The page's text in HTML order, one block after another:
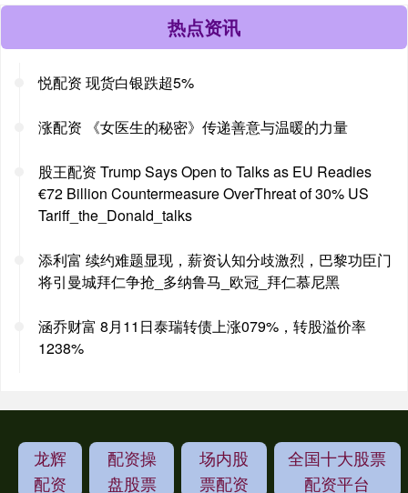
热点资讯
悦配资 现货白银跌超5%
涨配资 《女医生的秘密》传递善意与温暖的力量
股王配资 Trump Says Open to Talks as EU Readies
€72 Billion Countermeasure OverThreat of 30% US
Tariff_the_Donald_talks
添利富 续约难题显现，薪资认知分歧激烈，巴黎功臣门
将引曼城拜仁争抢_多纳鲁马_欧冠_拜仁慕尼黑
涵乔财富 8月11日泰瑞转债上涨079%，转股溢价率
1238%
龙辉
配资
配资操
盘股票
场内股
票配资
全国十大股票
配资平台